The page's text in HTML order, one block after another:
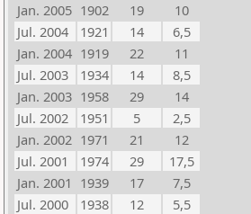
Jan. 2005 1902 19
10
Jul. 2004
1921 14
6,5
Jan. 2004 1919 22
11
Jul. 2003
1934 14
8,5
Jan. 2003 1958 29
14
Jul. 2002
1951 5
2,5
Jan. 2002 1971 21
12
Jul. 2001
1974 29
17,5
Jan. 2001 1939 17
7,5
Jul. 2000
1938 12
5,5